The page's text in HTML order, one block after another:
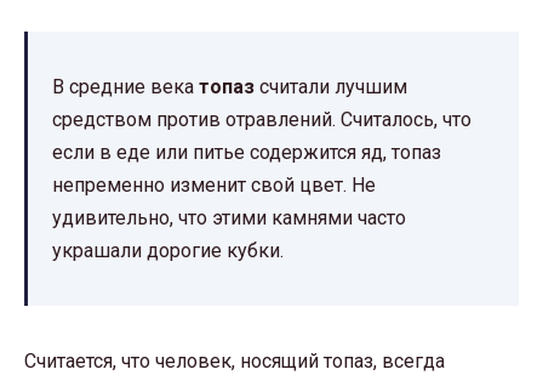
В средние века топаз считали лучшим
средством против отравлений. Считалось, что
если в еде или питье содержится яд, топаз
непременно изменит свой цвет. Не
удивительно, что этими камнями часто
украшали дорогие кубки.
Считается, что человек, носящий топаз, всегда